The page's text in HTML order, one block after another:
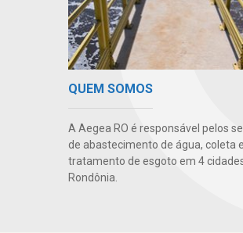
QUEM SOMOS
A Aegea RO é responsável pelos
de abastecimento de água, coleta e
tratamento de esgoto em 4
Rondônia.